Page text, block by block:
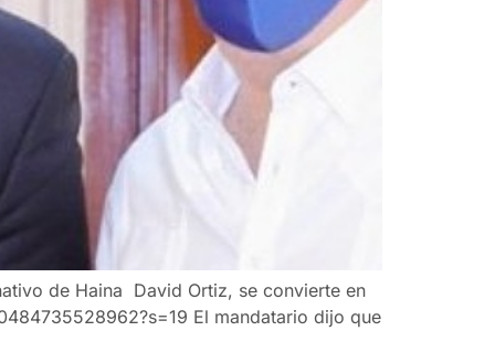
de Haina David Ortiz, se convierte en
El mandatario dijo que